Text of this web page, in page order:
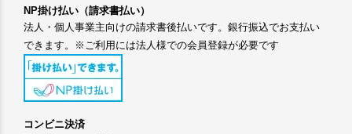
NP掛け払い（請求書払い）
法人・個人事業主向けの請求書後払いです。銀行振込でお支払い
できます。※ご利用には法人様での会員登録が必要です
コンビニ決済